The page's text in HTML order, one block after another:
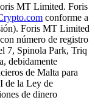
MT Limited. Foris
conforme a
Foris MT Limited
número de registro
7, Spinola Park, Triq
debidamente
de Malta para
de la Ley de
de dinero